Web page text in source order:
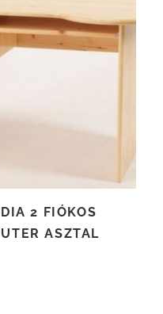
2 FIÓKOS
ASZTAL